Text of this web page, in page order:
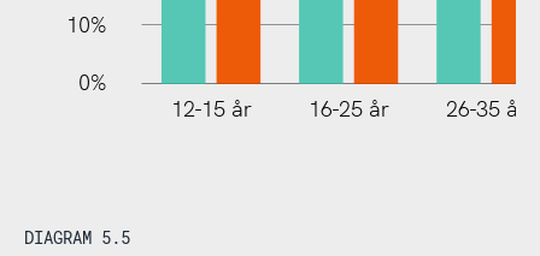
10%
0%
12-15 år 16-25 år 26-35 år
DIAGRAM 5.5